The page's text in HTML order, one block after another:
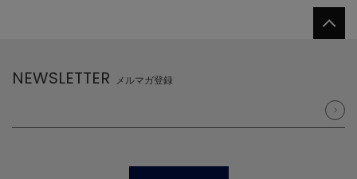
NEWSLETTER メルマガ登録